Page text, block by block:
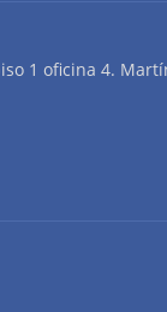
1 oficina 4.